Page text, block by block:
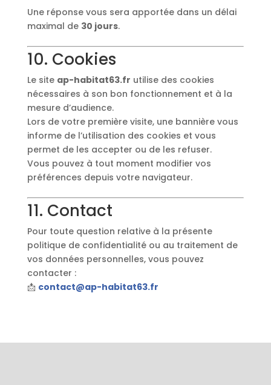
Une réponse vous sera apportée dans un délai
maximal de 30 jours.
10. Cookies
Le site ap-habitat63.fr utilise des cookies
nécessaires à son bon fonctionnement et à la
mesure d’audience.
Lors de votre première visite, une bannière vous
informe de l’utilisation des cookies et vous
permet de les accepter ou de les refuser.
Vous pouvez à tout moment modifier vos
préférences depuis votre navigateur.
11. Contact
Pour toute question relative à la présente
politique de confidentialité ou au traitement de
vos données personnelles, vous pouvez
contacter :
📩 contact@ap-habitat63.fr